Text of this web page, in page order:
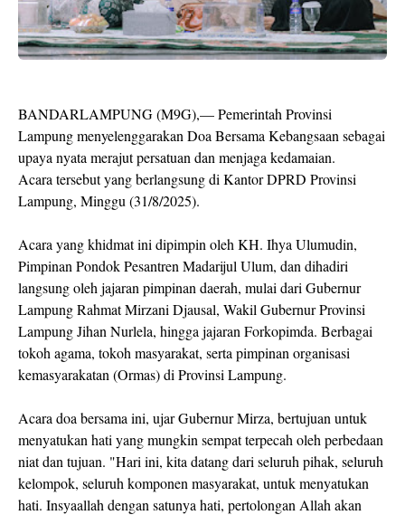
BANDARLAMPUNG (M9G),— Pemerintah Provinsi
Lampung menyelenggarakan Doa Bersama Kebangsaan sebagai
upaya nyata merajut persatuan dan menjaga kedamaian.
Acara tersebut yang berlangsung di Kantor DPRD Provinsi
Lampung, Minggu (31/8/2025).
Acara yang khidmat ini dipimpin oleh KH. Ihya Ulumudin,
Pimpinan Pondok Pesantren Madarijul Ulum, dan dihadiri
langsung oleh jajaran pimpinan daerah, mulai dari Gubernur
Lampung Rahmat Mirzani Djausal, Wakil Gubernur Provinsi
Lampung Jihan Nurlela, hingga jajaran Forkopimda. Berbagai
tokoh agama, tokoh masyarakat, serta pimpinan organisasi
kemasyarakatan (Ormas) di Provinsi Lampung.
Acara doa bersama ini, ujar Gubernur Mirza, bertujuan untuk
menyatukan hati yang mungkin sempat terpecah oleh perbedaan
niat dan tujuan. "Hari ini, kita datang dari seluruh pihak, seluruh
kelompok, seluruh komponen masyarakat, untuk menyatukan
hati. Insyaallah dengan satunya hati, pertolongan Allah akan